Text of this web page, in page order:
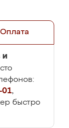
Оплата
и
01,
быстро